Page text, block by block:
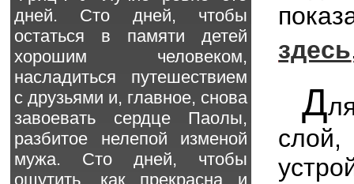
здесь
Д
слой,
дней. Сто дней, чтобы
остаться в памяти детей
хорошим человеком,
насладиться путешествием
с друзьями и, главное, снова
завоевать сердце Паолы,
разбитое нелепой изменой
мужа. Сто дней, чтобы
ощутить, как прекрасна и